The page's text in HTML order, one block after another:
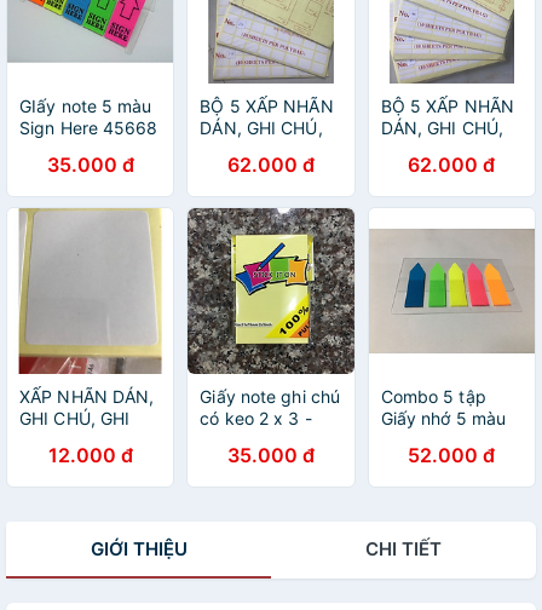
GIấy note 5 màu
Sign Here 45668
35.000 đ
BỘ 5 XẤP NHÃN
DÁN, GHI CHÚ,
NO.110
62.000 đ
BỘ 5 XẤP NHÃN
DÁN, GHI CHÚ,
NO.99
62.000 đ
XẤP NHÃN DÁN,
GHI CHÚ, GHI
NO.102
12.000 đ
Giấy note ghi chú
có keo 2 x 3 -
35.000 đ
Combo 5 tập
Giấy nhớ 5 màu
52.000 đ
GIỚI THIỆU CHI TIẾT